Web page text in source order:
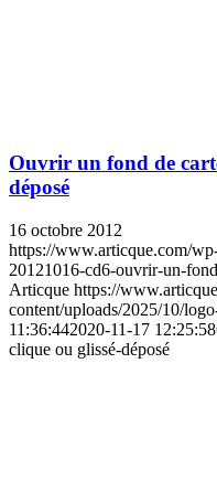
Ouvrir un fond de
déposé
16 octobre 2012
https://www.articque.com/
20121016-cd6-ouvrir-un-
Articque https://
content/uploads/2025/10/
11:36:442020-11-17 12:25:58
clique ou glissé-déposé